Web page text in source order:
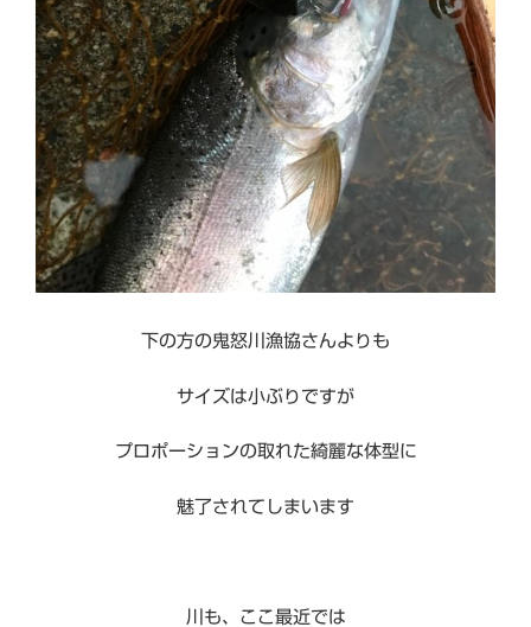
下の方の鬼怒川漁協さんよりも
サイズは小ぶりですが
プロポーションの取れた綺麗な体型に
魅了されてしまいます
川も、ここ最近では